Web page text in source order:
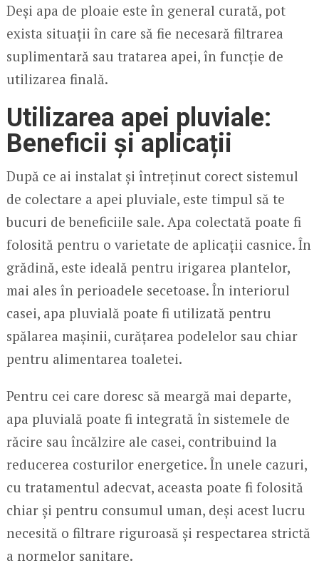
Deși apa de ploaie este în general curată, pot
exista situații în care să fie necesară filtrarea
suplimentară sau tratarea apei, în funcție de
utilizarea finală.
Utilizarea apei pluviale:
Beneficii și aplicații
După ce ai instalat și întreținut corect sistemul
de colectare a apei pluviale, este timpul să te
bucuri de beneficiile sale. Apa colectată poate fi
folosită pentru o varietate de aplicații casnice. În
grădină, este ideală pentru irigarea plantelor,
mai ales în perioadele secetoase. În interiorul
casei, apa pluvială poate fi utilizată pentru
spălarea mașinii, curățarea podelelor sau chiar
pentru alimentarea toaletei.
Pentru cei care doresc să meargă mai departe,
apa pluvială poate fi integrată în sistemele de
răcire sau încălzire ale casei, contribuind la
reducerea costurilor energetice. În unele cazuri,
cu tratamentul adecvat, aceasta poate fi folosită
chiar și pentru consumul uman, deși acest lucru
necesită o filtrare riguroasă și respectarea strictă
a normelor sanitare.